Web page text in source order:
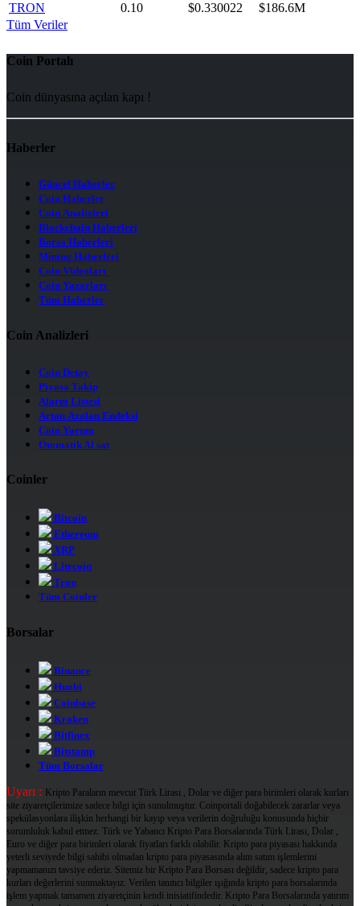
TRON
0.10 $0.330022
$186.6M
Tüm Veriler
Coin Portalı
Coin dünyasına açılan kapı !
Haberler
Güncel Haberler
Coin Haberler
Coin Analizleri
Blockchain Haberleri
Borsa Haberleri
Mining Haberleri
Coin Videoları
Coin Yazarları
Tüm Haberler
Coin Analizleri
Coin Detay
Piyasa Takip
Alarm Listesi
Artan Azalan Endeksi
Coin Yorum
Otomatik Al sat
Coinler
Bitcoin
Ethereum
XRP
Litecoin
Tron
Tüm Coinler
Borsalar
Binance
Huobi
Coinbase
Kraken
Bitfinex
Bitstamp
Tüm Borsalar
Uyarı : Kripto Paraların mevcut Türk Lirası , Dolar ve diğer para birimleri olarak kurları
site ziyaretçilerimize sadece bilgi için sunulmuştur. Coinportali doğabilecek zararlar veya
spekülasyonlara ilişkin herhangi bir kayıp veya verilerin doğruluğu konusunda hiçbir
sorumluluk kabul etmez. Türk ve Yabancı Kripto Para Borsalarında Türk Lirası, Dolar ,
Euro ve diğer para birimleri olarak fiyatları farklı olabilir. Kripto para piyasası hakkında
yeterli seviyede bilgi sahibi olmadan kripto para piyasasında alım satım işlemlerini
yapmamanızı tavsiye ederiz. Sitemiz bir Kripto Para Borsası değildir, sadece kripto para
kurları değerlerini sunmaktayız. Verilen tanıtıcı bilgiler ışığında kripto para borsalarında
işlem yapmak tamamen ziyaretçinin kendi inisiatifindedir. Kripto Para Borsalarında yatırım